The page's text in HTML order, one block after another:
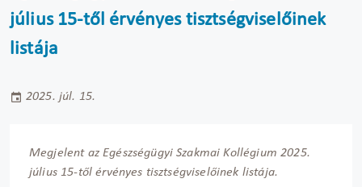
július 15-től érvényes tisztségviselőinek
listája
2025. júl. 15.
Megjelent az Egészségügyi Szakmai Kollégium 2025.
július 15-től érvényes tisztségviselőinek listája.